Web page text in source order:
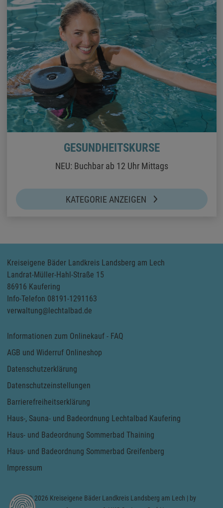
GESUNDHEITSKURSE
NEU: Buchbar ab 12 Uhr Mittags
KATEGORIE ANZEIGEN
Kreiseigene Bäder Landkreis Landsberg am Lech
Landrat-Müller-Hahl-Straße 15
86916 Kaufering
Info-Telefon 08191-1291163
verwaltung@lechtalbad.de
Informationen zum Onlinekauf - FAQ
AGB und Widerruf Onlineshop
Datenschutzerklärung
Datenschutzeinstellungen
Barrierefreiheitserklärung
Haus-, Sauna- und Badeordnung Lechtalbad Kaufering
Haus- und Badeordnung Sommerbad Thaining
Haus- und Badeordnung Sommerbad Greifenberg
Impressum
© 2026 Kreiseigene Bäder Landkreis Landsberg am Lech | by